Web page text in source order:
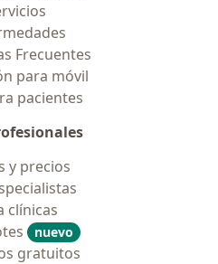
Frecuentes
para móvil
pacientes
y precios
clínicas
nuevo
gratuitos